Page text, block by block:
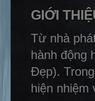
GIỚI
Từ nhà
hành động
Đẹp).
hiện nhiệm